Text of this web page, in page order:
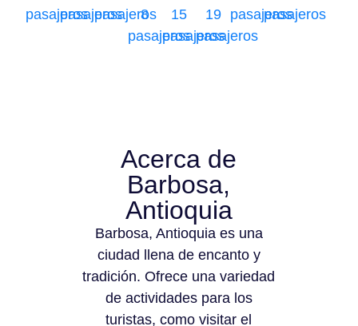
pasajerospasajerospasajeros
8
pasajeros
15
pasajeros
19
pasajeros
pasajerospasajeros
Acerca de
Barbosa,
Antioquia
Barbosa, Antioquia es una
ciudad llena de encanto y
tradición. Ofrece una variedad
de actividades para los
turistas, como visitar el